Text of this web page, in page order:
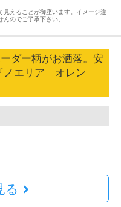
えることが御座います。イメージ違
のでご了承下さい。
ダー柄がお洒落。安
ノエリア オレン
る